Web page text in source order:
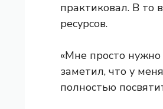
практиковал. В то
ресурсов.
«Мне просто
заметил, что у
полностью